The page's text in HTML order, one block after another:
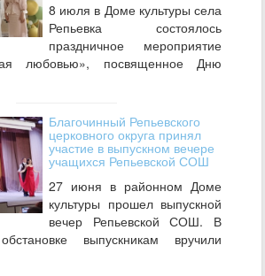
8 июля в Доме культуры села
Репьевка состоялось
праздничное мероприятие
любовью», посвященное Дню
Благочинный Репьевского
церковного округа принял
участие в выпускном вечере
учащихся Репьевской СОШ
27 июня в районном Доме
культуры прошел выпускной
вечер Репьевской СОШ. В
выпускникам вручили